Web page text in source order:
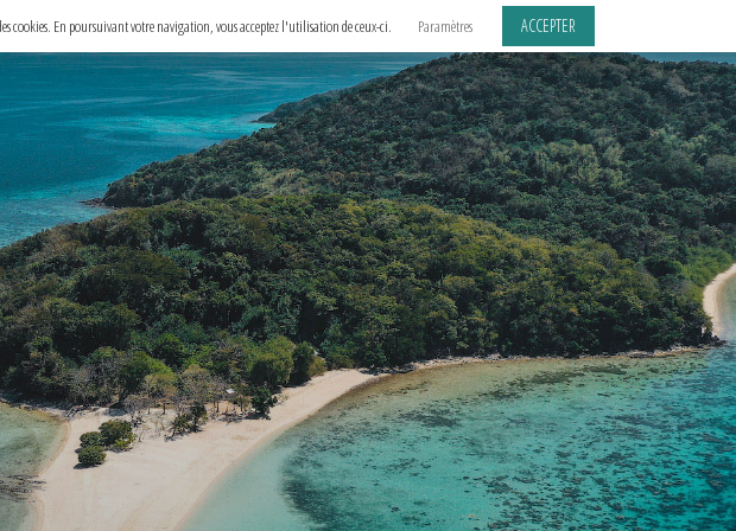
cookies. En poursuivant votre navigation, vous acceptez l'utilisation de ceux-ci. Paramètres ACCEPTER